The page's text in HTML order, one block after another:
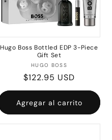
Hugo Boss Bottled EDP 3-Piece
Gift Set
Proveedor:
HUGO BOSS
Precio
habitual
$122.95 USD
Agregar al carrito